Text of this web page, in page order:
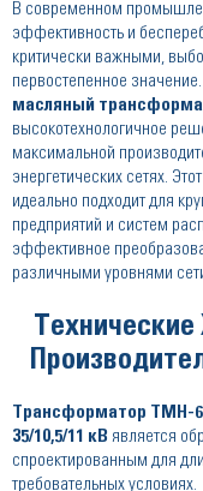
В современном
эффективность и
критически важными,
первостепенное
масляный
высокотехнологичное
максимальной
энергетических сетях. Этот
идеально подходит для
предприятий и систем
эффективное
различными уровнями
Технические
Трансформатор ТМН-
35/10,5/11 кВ является
спроектированным для
требовательных условиях.